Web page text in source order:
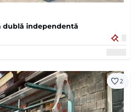
dublă independentă
2